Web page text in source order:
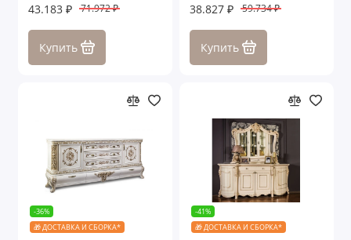
43.183 ₽ 71.972 ₽
Купить
38.827 ₽ 59.734 ₽
Купить
-36%
🎁 ДОСТАВКА И СБОРКА*
-41%
🎁 ДОСТАВКА И СБОРКА*